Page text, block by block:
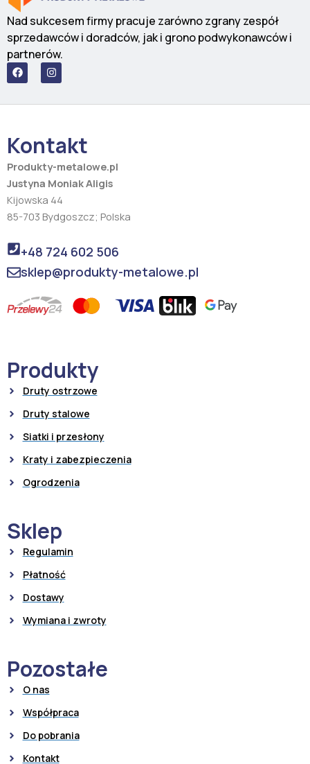
Nad sukcesem firmy pracuje zarówno zgrany zespół
sprzedawców i doradców, jak i grono podwykonawców i
partnerów.
F
a
c
b
k
I
n
s
a
a
m
Kontakt
Produkty-metalowe.pl
Justyna Moniak Aligis
Kijowska 44
85-703 Bydgoszcz; Polska
+48 724 602 506
sklep@produkty-metalowe.pl
Produkty
Druty ostrzowe
Druty stalowe
Siatki i przesłony
Kraty i zabezpieczenia
Ogrodzenia
Sklep
Regulamin
Płatność
Dostawy
Wymiana i zwroty
Pozostałe
O nas
Współpraca
Do pobrania
Kontakt